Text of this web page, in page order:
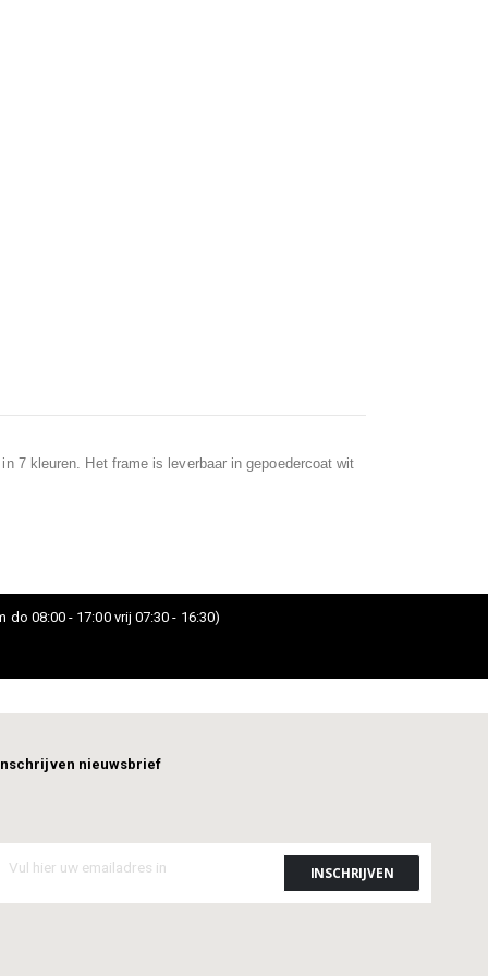
7 kleuren. Het frame is leverbaar in gepoedercoat wit
do 08:00 - 17:00 vrij 07:30 - 16:30)
nieuwsbrief